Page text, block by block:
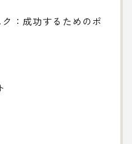
：成功するためのポ